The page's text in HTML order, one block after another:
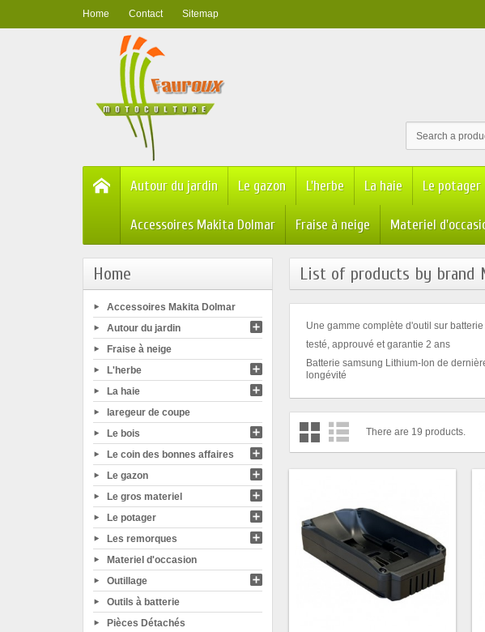
Home Contact Sitemap
Autour du jardin Le gazon L'herbe La haie Le potager
Accessoires Makita Dolmar Fraise à neige Materiel
Home
Accessoires Makita Dolmar
Autour du jardin
Fraise à neige
L'herbe
La haie
laregeur de coupe
Le bois
Le coin des bonnes affaires
Le gazon
Le gros materiel
Le potager
Les remorques
Materiel d'occasion
Outillage
Outils à batterie
Pièces Détachés
List of products by brand
Une gamme complète d'outil sur
testé, approuvé et garantie 2 ans
Batterie samsung Lithium-Ion de
longévité
There are 19 products.